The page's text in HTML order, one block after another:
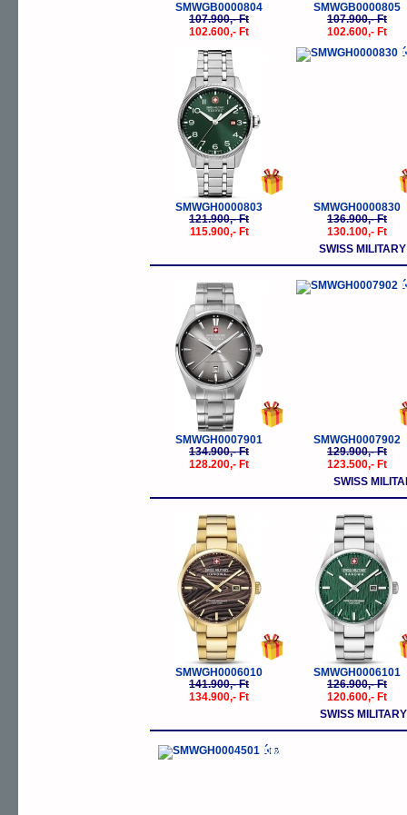
SMWGB0000804
107.900,- Ft
102.600,- Ft
SMWGB0000805
107.900,- Ft
102.600,- Ft
SMWGH0000803
121.900,- Ft
115.900,- Ft
-
SMWGH0000830
136.900,- Ft
130.100,- Ft
SWISS
SMWGH0007901
134.900,- Ft
128.200,- Ft
-
SMWGH0007902
129.900,- Ft
123.500,- Ft
SWISS
SMWGH0006010
141.900,- Ft
134.900,- Ft
SMWGH0006101
126.900,- Ft
120.600,- Ft
SWISS
-5%